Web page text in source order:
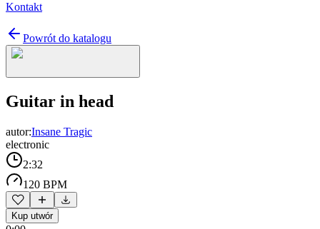
Kontakt
Powrót do katalogu
Guitar in head
autor:Insane Tragic
electronic
2:32
120 BPM
Kup utwór